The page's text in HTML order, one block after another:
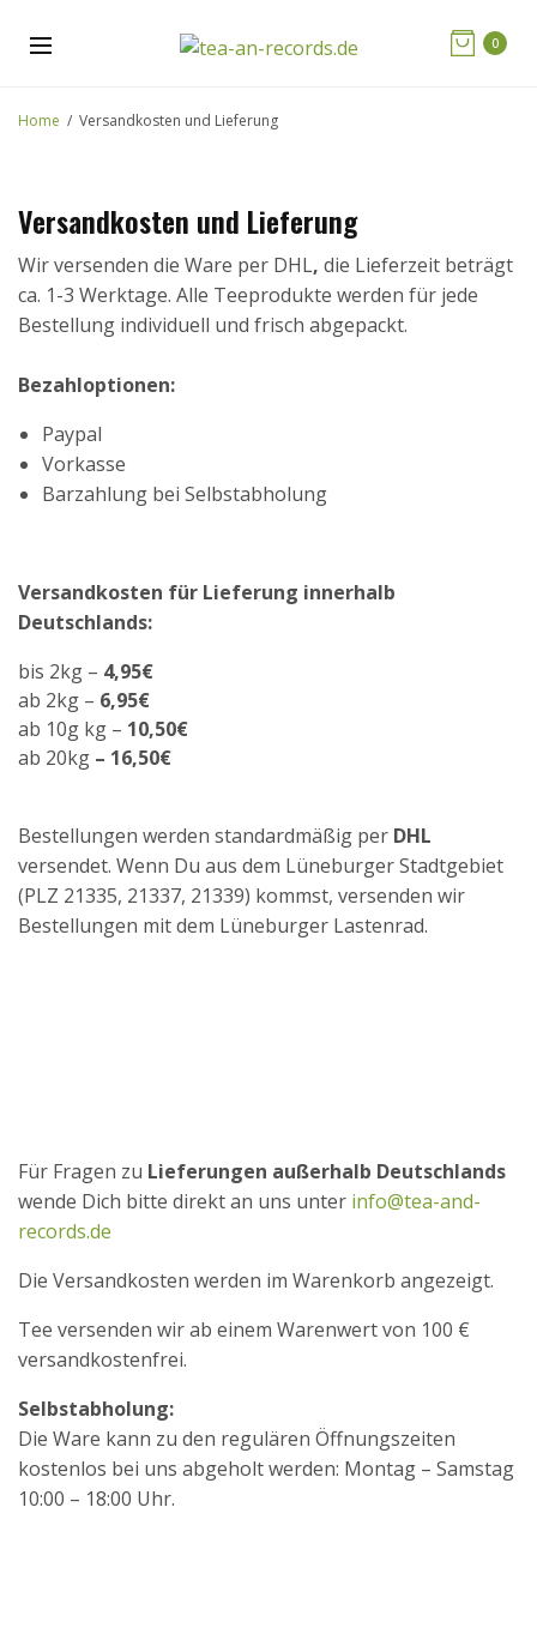
0
Home Versandkosten und Lieferung
Versandkosten und Lieferung
Wir versenden die Ware per DHL,die Lieferzeit beträgt
ca. 1-3 Werktage. Alle Teeprodukte werden für jede
Bestellung individuell und frisch abgepackt.
Bezahloptionen:
Paypal
Vorkasse
Barzahlung bei Selbstabholung
Versandkosten für Lieferung innerhalb
Deutschlands:
bis 2kg – 4,95€
ab 2kg – 6,95€
ab 10g kg – 10,50€
ab 20kg – 16,50€
Bestellungen werden standardmäßig per DHL
versendet. Wenn Du aus dem Lüneburger Stadtgebiet
(PLZ 21335, 21337, 21339) kommst, versenden wir
Bestellungen mit dem Lüneburger Lastenrad.
Für Fragen zu Lieferungen außerhalb Deutschlands
wende Dich bitte direkt an uns unter info@tea-and-
records.de
Die Versandkosten werden im Warenkorb angezeigt.
Tee versenden wir ab einem Warenwert von 100 €
versandkostenfrei.
Selbstabholung:
Die Ware kann zu den regulären Öffnungszeiten
kostenlos bei uns abgeholt werden: Montag – Samstag
10:00 – 18:00 Uhr.